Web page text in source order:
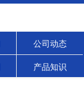
公司动态
产品知识